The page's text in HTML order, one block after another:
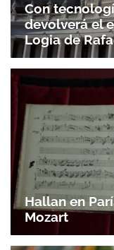
Con
devolverá el
Logia de
Hallan en
Mozart